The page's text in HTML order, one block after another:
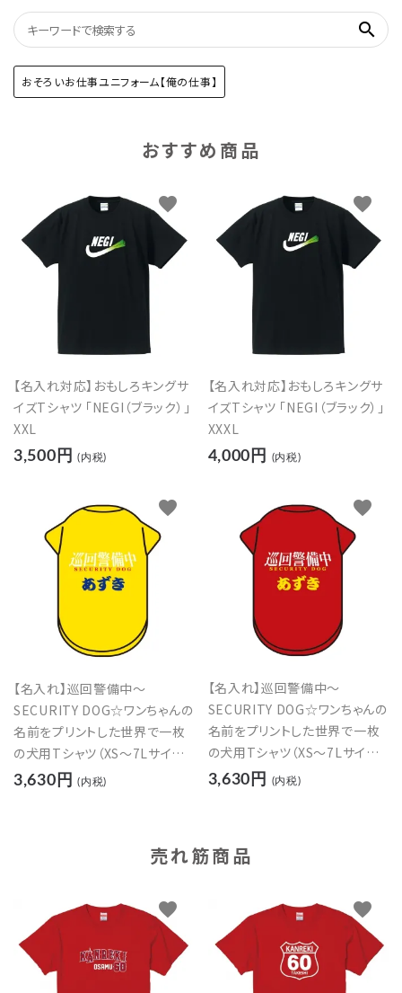
search
おそろいお仕事ユニフォーム【俺の仕事】
おすすめ商品
【名入れ対応】おもしろキングサ
イズTシャツ 「NEGI（ブラック）」
XXL
3,500円 (内税)
favorite
【名入れ対応】おもしろキングサ
イズTシャツ 「NEGI（ブラック）」
XXXL
4,000円 (内税)
favorite
【名入れ】巡回警備中～
SECURITY DOG☆ワンちゃんの
名前をプリントした世界で一枚
の犬用Tシャツ（XS～7Lサイズ）
【イエロー】
3,630円 (内税)
favorite
【名入れ】巡回警備中～
SECURITY DOG☆ワンちゃんの
名前をプリントした世界で一枚
の犬用Tシャツ（XS～7Lサイズ）
【レッド】
3,630円 (内税)
favorite
売れ筋商品
favorite favorite